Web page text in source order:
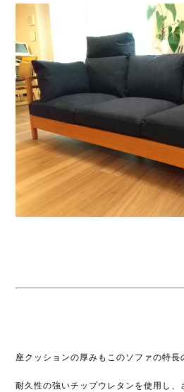
座クッションの厚みもこのソファの特長
耐久性の強いチップウレタンを使用し、